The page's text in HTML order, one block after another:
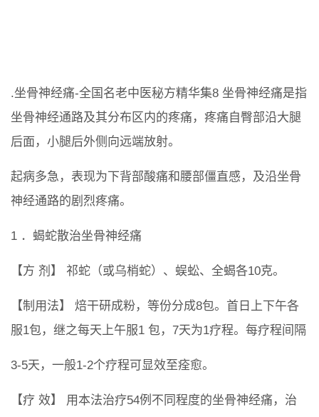
.坐骨神经痛-全国名老中医秘方精华集8 坐骨神经痛是指
坐骨神经通路及其分布区内的疼痛，疼痛自臀部沿大腿
后面，小腿后外侧向远端放射。
起病多急，表现为下背部酸痛和腰部僵直感，及沿坐骨
神经通路的剧烈疼痛。
1 ．蝎蛇散治坐骨神经痛
【方 剂】 祁蛇（或乌梢蛇）、蜈蚣、全蝎各10克。
【制用法】 焙干研成粉，等份分成8包。首日上下午各
服1包，继之每天上午服1 包，7天为1疗程。每疗程间隔
3-5天，一般1-2个疗程可显效至痊愈。
【疗 效】 用本法治疗54例不同程度的坐骨神经痛，治